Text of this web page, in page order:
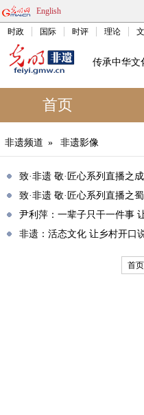
English
时政 国际 时评 理论
传承中华文
首页
非遗频道 » 非遗影像
致·非遗 敬·匠心系列直播之
致·非遗 敬·匠心系列直播之
尹利萍：一辈子只干一件事
非遗：活态文化 让乡村开口
首页